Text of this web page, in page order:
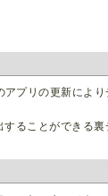
プリの更新によ
ることができる